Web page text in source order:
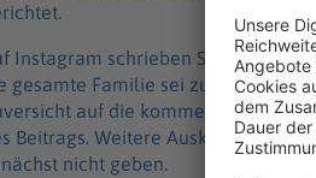
Instagram schrieben Siegels
gesamte Familie sei zusammen
auf die kommenden
Beitrags. Weitere Auskünfte zum
nicht geben.